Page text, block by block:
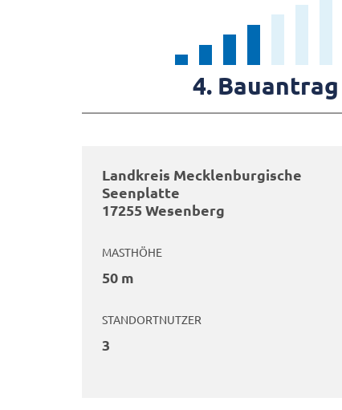
12.5% Fortschritt
4. Bauantrag
Landkreis Mecklenburgische
Seenplatte
17255 Wesenberg
MASTHÖHE
50 m
STANDORTNUTZER
3